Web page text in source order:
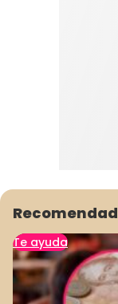
Te ayuda